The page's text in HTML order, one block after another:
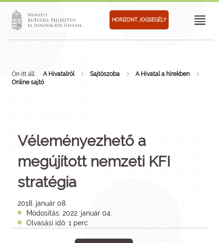
HORIZONT JOGSEGÉLY
Ön itt áll: A Hivatalról Sajtószoba
A Hivatal a hírekben
Online sajtó
Véleményezhető a
megújított nemzeti KFI
stratégia
2018. január 08.
Módosítás: 2022. január 04.
Olvasási idő: 1 perc